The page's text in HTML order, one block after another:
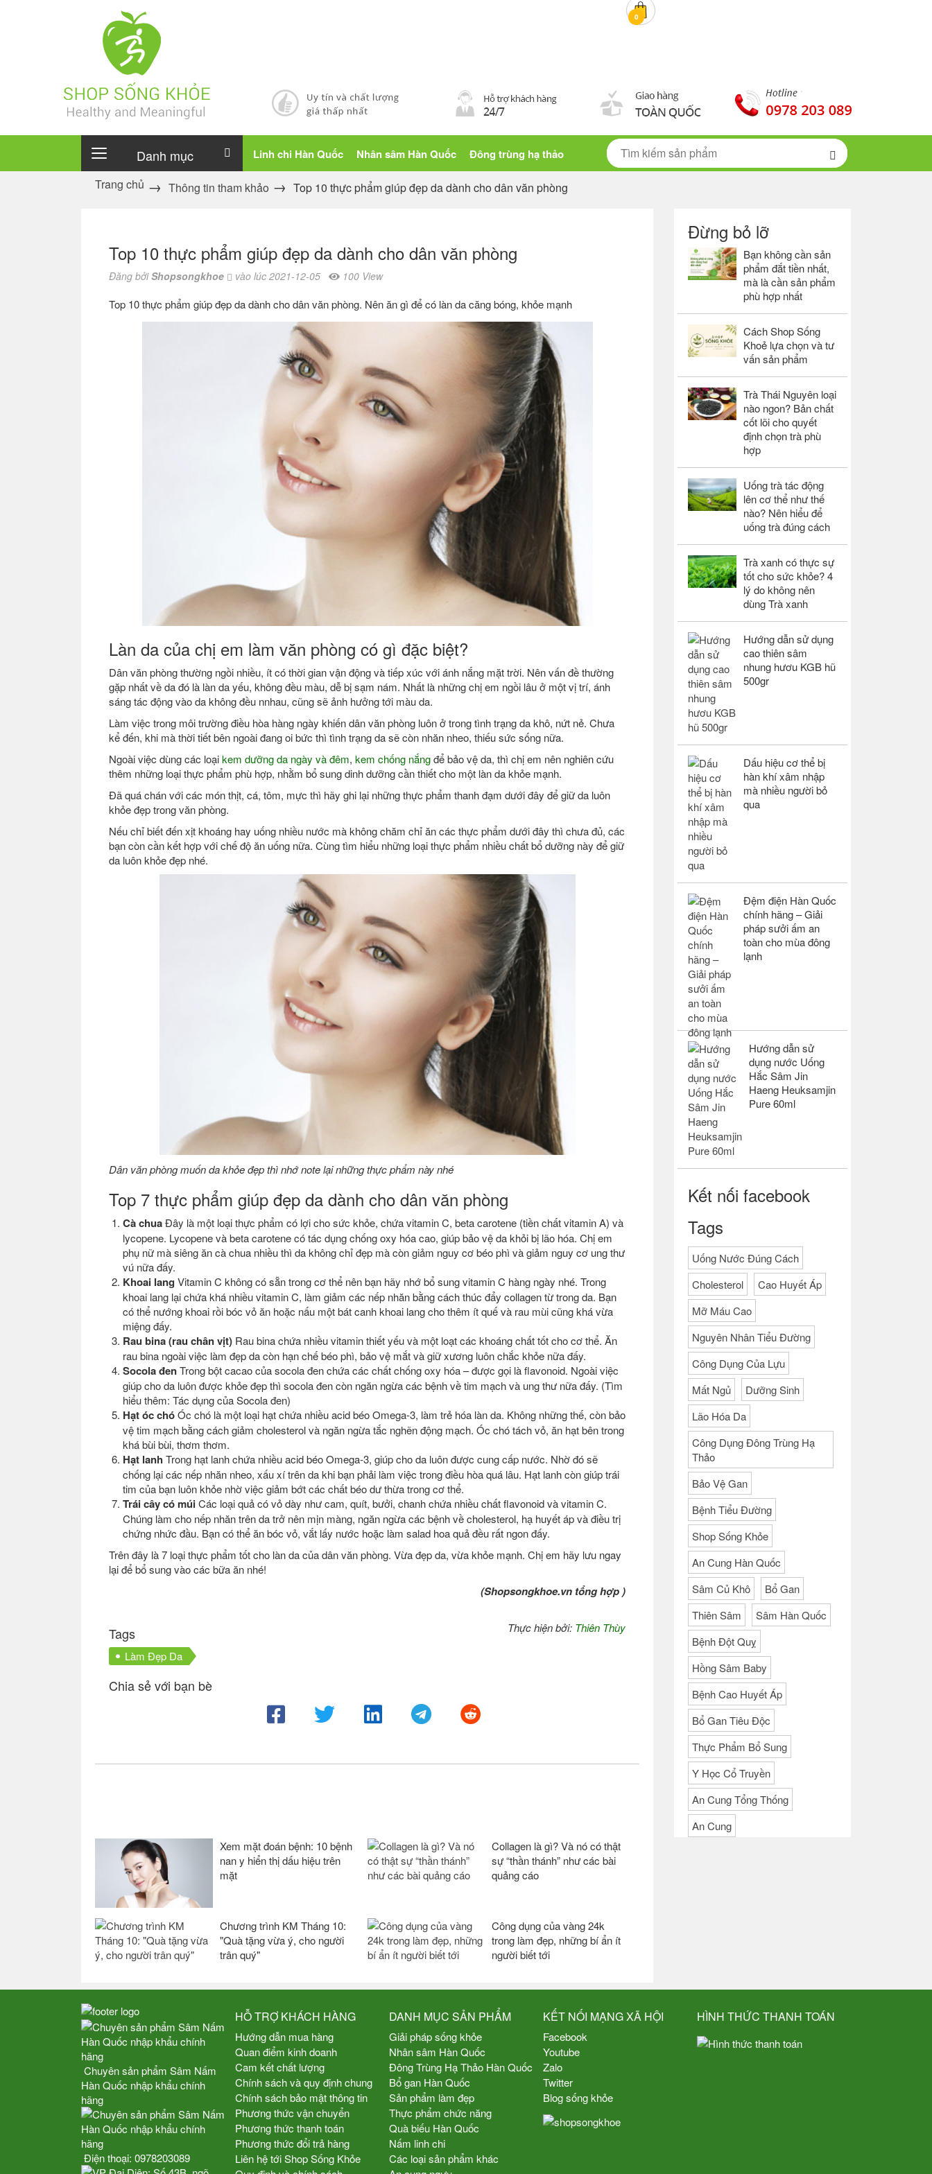
0
Danh mục Linh chi Hàn Quốc Nhân sâm Hàn Quốc Đông trùng hạ thảo
Trang chủ Thông tin tham khảo Top 10 thực phẩm giúp đẹp da dành cho dân văn phòng
Top 10 thực phẩm giúp đẹp da dành cho dân văn phòng
Đăng bởiShopsongkhoe vào lúc 2021-12-05 100 View
Top 10 thực phẩm giúp đẹp da dành cho dân văn phòng. Nên ăn gì để có làn da căng bóng, khỏe mạnh
Làn da của chị em làm văn phòng có gì đặc biệt?
Dân văn phòng thường ngồi nhiều, ít có thời gian vận động và tiếp xúc với ánh nắng mặt trời. Nên vấn đề thường
gặp nhất về da đó là làn da yếu, không đều màu, dễ bị sạm nám. Nhất là những chị em ngồi lâu ở một vị trí, ánh
sáng tác động vào da không đều nnhau, cũng sẽ ảnh hưởng tới màu da.
Làm việc trong môi trường điều hòa hàng ngày khiến dân văn phòng luôn ở trong tình trạng da khô, nứt nẻ. Chưa
kể đến, khi mà thời tiết bên ngoài đang oi bức thì tình trạng da sẽ còn nhăn nheo, thiếu sức sống nữa.
Ngoài việc dùng các loạikem dưỡng da ngày và đêm, kem chống nắngđể bảo vệ da, thì chị em nên nghiên cứu
thêm những loại thực phẩm phù hợp, nhằm bổ sung dinh dưỡng cần thiết cho một làn da khỏe mạnh.
Đã quá chán với các món thịt, cá, tôm, mực thì hãy ghi lại những thực phẩm thanh đạm dưới đây để giữ da luôn
khỏe đẹp trong văn phòng.
Nếu chỉ biết đến xịt khoáng hay uống nhiều nước mà không chăm chỉ ăn các thực phẩm dưới đây thì chưa đủ, các
bạn còn cần kết hợp với chế độ ăn uống nữa. Cùng tìm hiểu những loại thực phẩm nhiều chất bổ dưỡng này để giữ
da luôn khỏe đẹp nhé.
Dân văn phòng muốn da khỏe đẹp thì nhớ note lại những thực phẩm này nhé
Top 7 thực phẩm giúp đẹp da dành cho dân văn phòng
Cà chuaĐây là một loại thực phẩm có lợi cho sức khỏe, chứa vitamin C, beta carotene (tiền chất vitamin A) và
lycopene. Lycopene và beta carotene có tác dụng chống oxy hóa cao, giúp bảo vệ da khỏi bị lão hóa. Chị em
phụ nữ mà siêng ăn cà chua nhiều thì da không chỉ đẹp mà còn giảm nguy cơ béo phì và giảm nguy cơ ung thư
vú nữa đấy.
Khoai lang Vitamin C không có sẵn trong cơ thể nên bạn hãy nhớ bổ sung vitamin C hàng ngày nhé. Trong
khoai lang lại chứa khá nhiều vitamin C, làm giảm các nếp nhăn bằng cách thúc đẩy collagen từ trong da. Bạn
có thể nướng khoai rồi bóc vỏ ăn hoặc nấu một bát canh khoai lang cho thêm ít quế và rau mùi cũng khá vừa
miệng đấy.
Rau bina (rau chân vịt) Rau bina chứa nhiều vitamin thiết yếu và một loạt các khoáng chất tốt cho cơ thể. Ăn
rau bina ngoài việc làm đẹp da còn hạn chế béo phì, bảo vệ mắt và giữ xương luôn chắc khỏe nữa đấy.
Socola đenTrong bột cacao của socola đen chứa các chất chống oxy hóa – được gọi là flavonoid. Ngoài việc
giúp cho da luôn được khỏe đẹp thì socola đen còn ngăn ngừa các bệnh về tim mạch và ung thư nữa đấy. (Tìm
hiểu thêm: Tác dụng của Socola đen)
Hạt óc chóÓc chó là một loại hạt chứa nhiều acid béo Omega-3, làm trẻ hóa làn da. Không những thế, còn bảo
vệ tim mạch bằng cách giảm cholesterol và ngăn ngừa tắc nghẽn động mạch. Óc chó tách vỏ, ăn hạt bên trong
khá bùi bùi, thơm thơm.
Hạt lanh Trong hạt lanh chứa nhiều acid béo Omega-3, giúp cho da luôn được cung cấp nước. Nhờ đó sẽ
chống lại các nếp nhăn nheo, xấu xí trên da khi bạn phải làm việc trong điều hòa quá lâu. Hạt lanh còn giúp trái
tim của bạn luôn khỏe nhờ việc giảm bớt các chất béo dư thừa trong cơ thể.
Trái cây có múiCác loại quả có vỏ dày như cam, quít, bưởi, chanh chứa nhiều chất flavonoid và vitamin C.
Chúng làm cho nếp nhăn trên da trở nên mịn màng, ngăn ngừa các bệnh về cholesterol, hạ huyết áp và điều trị
chứng nhức đầu. Bạn có thể ăn bóc vỏ, vắt lấy nước hoặc làm salad hoa quả đều rất ngon đấy.
Trên đây là 7 loại thực phẩm tốt cho làn da của dân văn phòng. Vừa đẹp da, vừa khỏe mạnh. Chị em hãy lưu ngay
lại để bổ sung vào các bữa ăn nhé!
(Shopsongkhoe.vn tổng hợp )
Thực hiện bởi: Thiên Thùy
Tags
Làm Đẹp Da
Chia sẻ với bạn bè
Xem mặt đoán bệnh: 10 bệnh
nan y hiển thị dấu hiệu trên
mặt
Collagen là gì? Và nó có thật
sự “thần thánh” như các bài
quảng cáo
Chương trình KM Tháng 10:
"Quà tặng vừa ý, cho người
trân quý"
Công dụng của vàng 24k
trong làm đẹp, những bí ẩn ít
người biết tới
Đừng bỏ lỡ
Bạn không cần sản
phẩm đắt tiền nhất,
mà là cần sản phẩm
phù hợp nhất
Cách Shop Sống
Khoẻ lựa chọn và tư
vấn sản phẩm
Trà Thái Nguyên loại
nào ngon? Bản chất
cốt lõi cho quyết
định chọn trà phù
hợp
Uống trà tác động
lên cơ thể như thế
nào? Nên hiểu để
uống trà đúng cách
Trà xanh có thực sự
tốt cho sức khỏe? 4
lý do không nên
dùng Trà xanh
Hướng dẫn sử dụng
cao thiên sâm
nhung hươu KGB hũ
500gr
Dấu hiệu cơ thể bị
hàn khí xâm nhập
mà nhiều người bỏ
qua
Đệm điện Hàn Quốc
chính hãng – Giải
pháp sưởi ấm an
toàn cho mùa đông
lạnh
Hướng dẫn sử
dụng nước Uống
Hắc Sâm Jin
Haeng Heuksamjin
Pure 60ml
Kết nối facebook
Tags
Uống Nước Đúng Cách
Cholesterol
Cao Huyết Áp
Mỡ Máu Cao
Nguyên Nhân Tiểu Đường
Công Dụng Của Lựu
Mất Ngủ
Dưỡng Sinh
Lão Hóa Da
Công Dụng Đông Trùng Hạ
Thảo
Bảo Vệ Gan
Bệnh Tiểu Đường
Shop Sống Khỏe
An Cung Hàn Quốc
Sâm Củ Khô
Bổ Gan
Thiên Sâm
Sâm Hàn Quốc
Bệnh Đột Quỵ
Hồng Sâm Baby
Bệnh Cao Huyết Áp
Bổ Gan Tiêu Độc
Thực Phẩm Bổ Sung
Y Học Cổ Truyền
An Cung Tổng Thống
An Cung
Chuyên sản phẩm Sâm Nấm
Hàn Quốc nhập khẩu chính
hãng
Điện thoại: 0978203089
HỖ TRỢ KHÁCH HÀNG
Hướng dẫn mua hàng
Quan điểm kinh doanh
Cam kết chất lượng
Chính sách và quy định chung
Chính sách bảo mật thông tin
Phương thức vận chuyển
Phương thức thanh toán
Phương thức đổi trả hàng
Liên hệ tới Shop Sống Khỏe
DANH MỤC SẢN PHẨM
Giải pháp sống khỏe
Nhân sâm Hàn Quốc
Đông Trùng Hạ Thảo Hàn Quốc
Bổ gan Hàn Quốc
Sản phẩm làm đẹp
Thực phẩm chức năng
Quà biếu Hàn Quốc
Nấm linh chi
Các loại sản phẩm khác
KẾT NỐI MẠNG XÃ HỘI
Facebook
Youtube
Zalo
Twitter
Blog sống khỏe
HÌNH THỨC THANH TOÁN